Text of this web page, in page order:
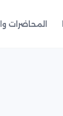
المحاضرات